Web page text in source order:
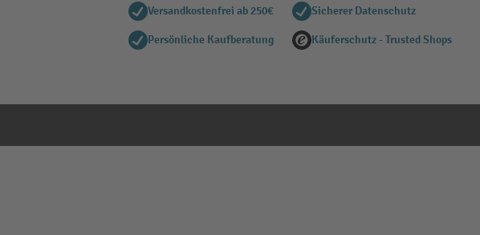
Versandkostenfrei ab 250€ Sicherer Datenschutz
Persönliche Kaufberatung Käuferschutz - Trusted Shops